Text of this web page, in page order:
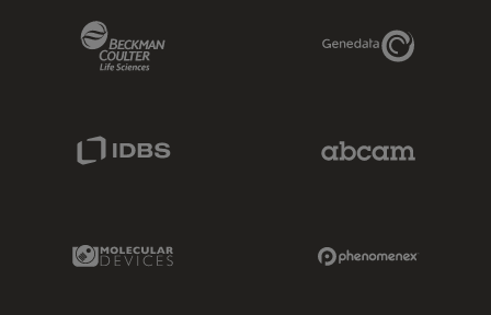
Genedata Link
Molecular Devices Link